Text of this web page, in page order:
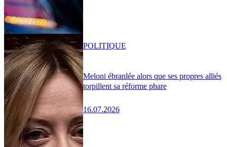
Meloni ébranlée alors que ses propres alliés
torpillent sa réforme phare
16.07.2026
POLITIQUE